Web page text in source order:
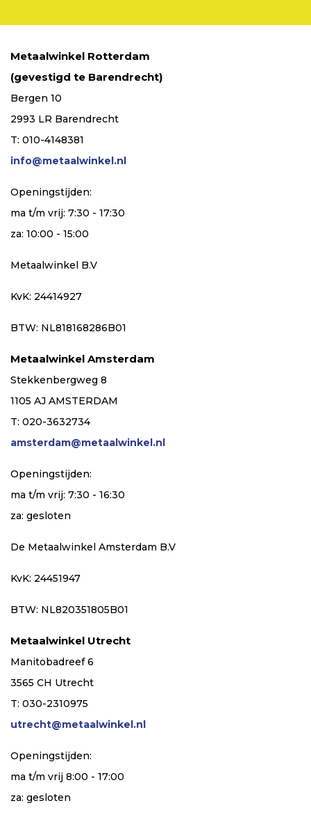
Metaalwinkel Rotterdam
(gevestigd te Barendrecht)
Bergen 10
2993 LR Barendrecht
T: 010-4148381
info@metaalwinkel.nl
Openingstijden:
ma t/m vrij: 7:30 - 17:30
za: 10:00 - 15:00
Metaalwinkel B.V
KvK: 24414927
BTW: NL818168286B01
Metaalwinkel Amsterdam
Stekkenbergweg 8
1105 AJ AMSTERDAM
T: 020-3632734
amsterdam@metaalwinkel.nl
Openingstijden:
ma t/m vrij: 7:30 - 16:30
za: gesloten
De Metaalwinkel Amsterdam B.V
KvK: 24451947
BTW: NL820351805B01
Metaalwinkel Utrecht
Manitobadreef 6
3565 CH Utrecht
T: 030-2310975
utrecht@metaalwinkel.nl
Openingstijden:
ma t/m vrij 8:00 - 17:00
za: gesloten